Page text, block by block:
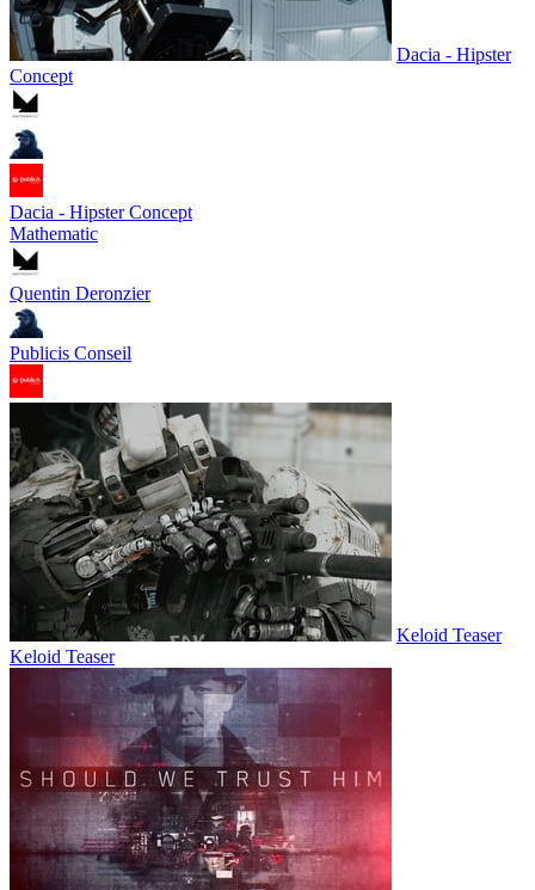
Dacia - Hipster
Concept
Dacia - Hipster Concept
Mathematic
Quentin Deronzier
Publicis Conseil
Keloid Teaser
Keloid Teaser